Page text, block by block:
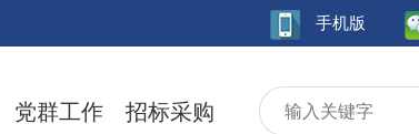
手机版
党群工作 招标采购